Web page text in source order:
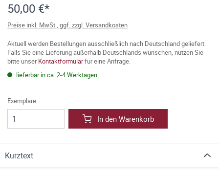
50,00 €*
Preise inkl. MwSt., ggf. zzgl. Versandkosten
Aktuell werden Bestellungen ausschließlich nach Deutschland geliefert.
Falls Sie eine Lieferung außerhalb Deutschlands wünschen, nutzen Sie
bitte unserKontaktformularfür eine Anfrage.
lieferbar in ca. 2-4 Werktagen
Exemplare:
In den Warenkorb
Kurztext